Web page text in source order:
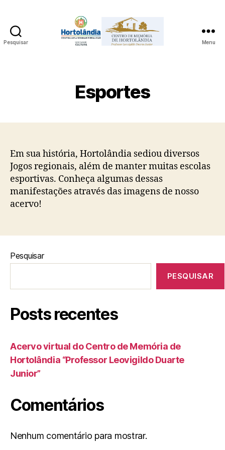
Pesquisar
Centro
de
Leovigildo
Duarte
Junior
Menu
Esportes
Em sua história, Hortolândia sediou diversos
Jogos regionais, além de manter muitas escolas
esportivas. Conheça algumas dessas
manifestações através das imagens de nosso
acervo!
Pesquisar
PESQUISAR
Posts recentes
Acervo virtual do Centro de Memória de
Hortolândia “Professor Leovigildo Duarte
Junior”
Comentários
Nenhum comentário para mostrar.